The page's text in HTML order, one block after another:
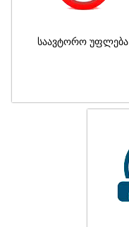
საავტორო უფლება